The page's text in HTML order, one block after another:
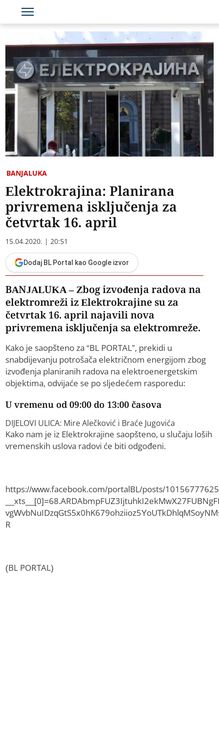
BANJALUKA
Elektrokrajina: Planirana
privremena isključenja za
četvrtak 16. april
15.04.2020. | 20:51
Dodaj BL Portal kao Google izvor
BANJALUKA – Zbog izvođenja radova na
elektromreži iz Elektrokrajine su za
četvrtak 16. april najavili nova
privremena isključenja sa elektromreže.
Kako je saopšteno za “BL PORTAL”, prekidi u
snabdijevanju potrošača električnom energijom zbog
izvođenja planiranih radova na elektroenergetskim
objektima, odvijaće se po sljedećem rasporedu:
U vremenu od 09:00 do 13:00 časova
DIJELOVI ULICA: Mire Alečković i Braće Jugovića
Kako nam je iz Elektrokrajine saopšteno, u slučaju loših
vremenskih uslova radovi će biti odgođeni.
https://www.facebook.com/portalBL/posts/
R
(BL PORTAL)